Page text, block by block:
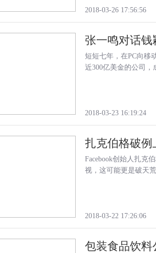
2018-03-26 17:56:56
张一鸣对话
短短七年，在PC向移
近300亿美金的公司
2018-03-23 16:19:24
扎克伯格破例
Facebook创始人扎克
视，这可能更是破天
2018-03-22 17:26:06
包装食品饮料